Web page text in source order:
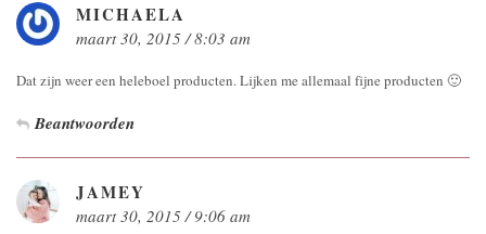
MICHAELA
maart 30, 2015 / 8:03 am
Dat zijn weer een heleboel producten. Lijken me allemaal fijne producten 🙂
Beantwoorden
JAMEY
maart 30, 2015 / 9:06 am